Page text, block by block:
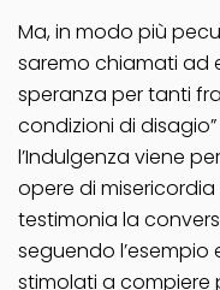
Ma, in modo più
saremo chiamati ad
speranza per tanti
condizioni di
l’Indulgenza viene
opere di
testimonia la
seguendo l’esempio
stimolati a compiere